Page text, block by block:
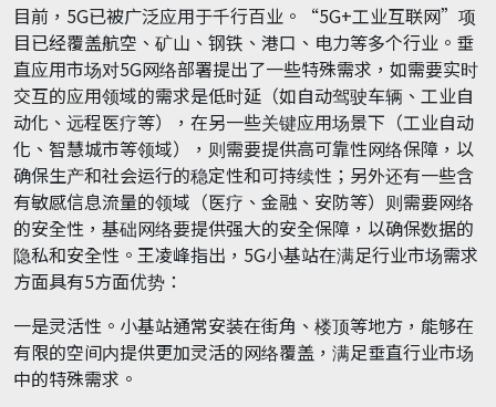
目前，5G已被广泛应用于千行百业。“5G+工业互联网”项
目已经覆盖航空、矿山、钢铁、港口、电力等多个行业。垂
直应用市场对5G网络部署提出了一些特殊需求，如需要实时
交互的应用领域的需求是低时延（如自动驾驶车辆、工业自
动化、远程医疗等），在另一些关键应用场景下（工业自动
化、智慧城市等领域），则需要提供高可靠性网络保障，以
确保生产和社会运行的稳定性和可持续性；另外还有一些含
有敏感信息流量的领域（医疗、金融、安防等）则需要网络
的安全性，基础网络要提供强大的安全保障，以确保数据的
隐私和安全性。王凌峰指出，5G小基站在满足行业市场需求
方面具有5方面优势：
一是灵活性。小基站通常安装在街角、楼顶等地方，能够在
有限的空间内提供更加灵活的网络覆盖，满足垂直行业市场
中的特殊需求。